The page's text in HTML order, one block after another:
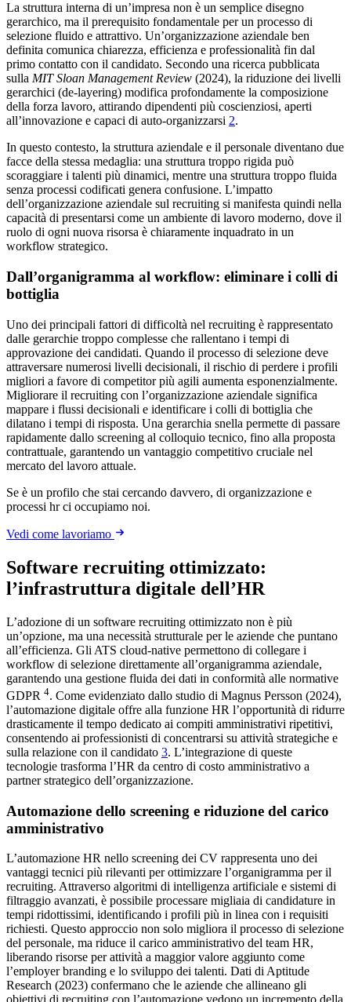
La struttura interna di un’impresa non è un semplice disegno
gerarchico, ma il prerequisito fondamentale per un processo di
selezione fluido e attrattivo. Un’organizzazione aziendale ben
definita comunica chiarezza, efficienza e professionalità fin dal
primo contatto con il candidato. Secondo una ricerca pubblicata
sulla MIT Sloan Management Review (2024), la riduzione dei livelli
gerarchici (de-layering) modifica profondamente la composizione
della forza lavoro, attirando dipendenti più coscienziosi, aperti
all’innovazione e capaci di auto-organizzarsi 2.
In questo contesto, la struttura aziendale e il personale diventano due
facce della stessa medaglia: una struttura troppo rigida può
scoraggiare i talenti più dinamici, mentre una struttura troppo fluida
senza processi codificati genera confusione. L’impatto
dell’organizzazione aziendale sul recruiting si manifesta quindi nella
capacità di presentarsi come un ambiente di lavoro moderno, dove il
ruolo di ogni nuova risorsa è chiaramente inquadrato in un
workflow strategico.
Dall’organigramma al workflow: eliminare i colli di
bottiglia
Uno dei principali fattori di difficoltà nel recruiting è rappresentato
dalle gerarchie troppo complesse che rallentano i tempi di
approvazione dei candidati. Quando il processo di selezione deve
attraversare numerosi livelli decisionali, il rischio di perdere i profili
migliori a favore di competitor più agili aumenta esponenzialmente.
Migliorare il recruiting con l’organizzazione aziendale significa
mappare i flussi decisionali e identificare i colli di bottiglia che
dilatano i tempi di risposta. Una gerarchia snella permette di passare
rapidamente dallo screening al colloquio tecnico, fino alla proposta
contrattuale, garantendo un vantaggio competitivo cruciale nel
mercato del lavoro attuale.
Se è un profilo che stai cercando davvero, di organizzazione e
processi hr ci occupiamo noi.
Vedi come lavoriamo
Software recruiting ottimizzato:
l’infrastruttura digitale dell’HR
L’adozione di un software recruiting ottimizzato non è più
un’opzione, ma una necessità strutturale per le aziende che puntano
all’efficienza. Gli ATS cloud-native permettono di collegare i
workflow di selezione direttamente all’organigramma aziendale,
garantendo una gestione fluida dei dati in conformità alle normative
GDPR 4. Come evidenziato dallo studio di Magnus Persson (2024),
l’automazione digitale offre alla funzione HR l’opportunità di ridurre
drasticamente il tempo dedicato ai compiti amministrativi ripetitivi,
consentendo ai professionisti di concentrarsi su attività strategiche e
sulla relazione con il candidato 3. L’integrazione di queste
tecnologie trasforma l’HR da centro di costo amministrativo a
partner strategico dell’organizzazione.
Automazione dello screening e riduzione del carico
amministrativo
L’automazione HR nello screening dei CV rappresenta uno dei
vantaggi tecnici più rilevanti per ottimizzare l’organigramma per il
recruiting. Attraverso algoritmi di intelligenza artificiale e sistemi di
filtraggio avanzati, è possibile processare migliaia di candidature in
tempi ridottissimi, identificando i profili più in linea con i requisiti
richiesti. Questo approccio non solo migliora il processo di selezione
del personale, ma riduce il carico amministrativo del team HR,
liberando risorse per attività a maggior valore aggiunto come
l’employer branding e lo sviluppo dei talenti. Dati di Aptitude
Research (2023) confermano che le aziende che allineano gli